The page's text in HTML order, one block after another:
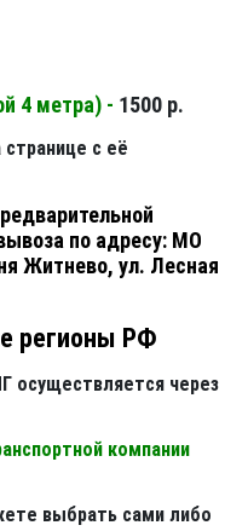
4 метра) - 1500 р.
с её
по адресу: МО
Житнево, ул. Лесная
регионы РФ
осуществляется через
компании
выбрать сами либо